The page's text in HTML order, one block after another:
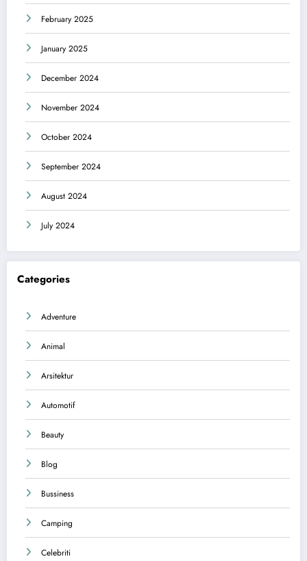
February 2025
January 2025
December 2024
November 2024
October 2024
September 2024
August 2024
July 2024
Categories
Adventure
Animal
Arsitektur
Automotif
Beauty
Blog
Bussiness
Camping
Celebriti